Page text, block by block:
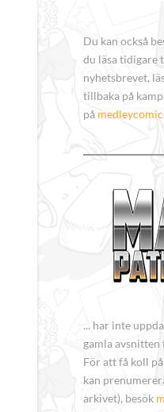
Du kan också
du läsa tidigare
nyhetsbrevet,
tillbaka på
på
... har inte
gamla
För att få koll
kan
arkivet), besök